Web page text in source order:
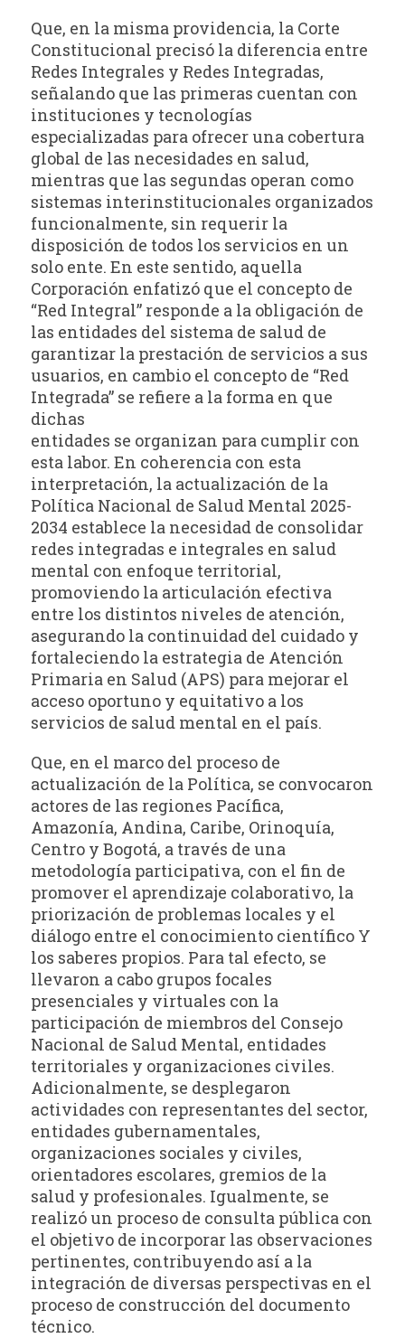
Que, en la misma providencia, la Corte
Constitucional precisó la diferencia entre
Redes Integrales y Redes Integradas,
señalando que las primeras cuentan con
instituciones y tecnologías
especializadas para ofrecer una cobertura
global de las necesidades en salud,
mientras que las segundas operan como
sistemas interinstitucionales organizados
funcionalmente, sin requerir la
disposición de todos los servicios en un
solo ente. En este sentido, aquella
Corporación enfatizó que el concepto de
“Red Integral” responde a la obligación de
las entidades del sistema de salud de
garantizar la prestación de servicios a sus
usuarios, en cambio el concepto de “Red
Integrada” se refiere a la forma en que
dichas
entidades se organizan para cumplir con
esta labor. En coherencia con esta
interpretación, la actualización de la
Política Nacional de Salud Mental 2025-
2034 establece la necesidad de consolidar
redes integradas e integrales en salud
mental con enfoque territorial,
promoviendo la articulación efectiva
entre los distintos niveles de atención,
asegurando la continuidad del cuidado y
fortaleciendo la estrategia de Atención
Primaria en Salud (APS) para mejorar el
acceso oportuno y equitativo a los
servicios de salud mental en el país.
Que, en el marco del proceso de
actualización de la Política, se convocaron
actores de las regiones Pacífica,
Amazonía, Andina, Caribe, Orinoquía,
Centro y Bogotá, a través de una
metodología participativa, con el fin de
promover el aprendizaje colaborativo, la
priorización de problemas locales y el
diálogo entre el conocimiento científico Y
los saberes propios. Para tal efecto, se
llevaron a cabo grupos focales
presenciales y virtuales con la
participación de miembros del Consejo
Nacional de Salud Mental, entidades
territoriales y organizaciones civiles.
Adicionalmente, se desplegaron
actividades con representantes del sector,
entidades gubernamentales,
organizaciones sociales y civiles,
orientadores escolares, gremios de la
salud y profesionales. Igualmente, se
realizó un proceso de consulta pública con
el objetivo de incorporar las observaciones
pertinentes, contribuyendo así a la
integración de diversas perspectivas en el
proceso de construcción del documento
técnico.